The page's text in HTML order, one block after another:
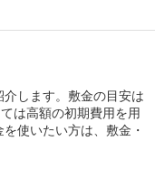
します。敷金の目安は
は高額の初期費用を用
使いたい方は、敷金・